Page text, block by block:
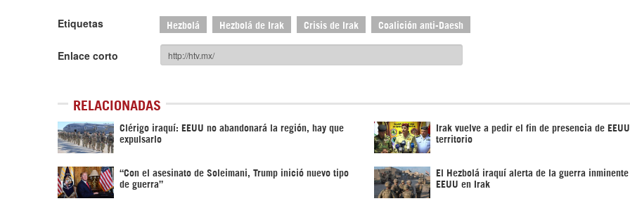
Etiquetas Hezbolá Hezbolá de Irak Crisis de Irak Coalición anti-Daesh
Enlace corto
RELACIONADAS
Clérigo iraquí: EEUU no abandonará la región, hay que
expulsarlo
Irak vuelve a pedir el fin de presencia de
territorio
“Con el asesinato de Soleimani, Trump inició nuevo tipo
de guerra”
El Hezbolá iraquí alerta de la guerra inminente
EEUU en Irak